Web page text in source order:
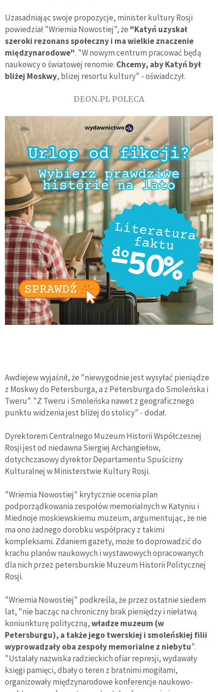
Uzasadniając swoje propozycje, minister kultury Rosji
powiedział "Wriemia Nowostiej", że "Katyń uzyskał
szeroki rezonans społeczny i ma wielkie znaczenie
międzynarodowe". "W nowym centrum pracować będą
naukowcy o światowej renomie. Chcemy, aby Katyń był
bliżej Moskwy, bliżej resortu kultury" - oświadczył.
DEON.PL POLECA
Awdiejew wyjaśnił, że "niewygodnie jest wysyłać pieniądze
z Moskwy do Petersburga, a z Petersburga do Smoleńska i
Tweru". "Z Tweru i Smoleńska nawet z geograficznego
punktu widzenia jest bliżej do stolicy" - dodał.
Dyrektorem Centralnego Muzeum Historii Współczesnej
Rosji jest od niedawna Siergiej Archangiełow,
dotychczasowy dyrektor Departamentu Spuścizny
Kulturalnej w Ministerstwie Kultury Rosji.
"Wriemia Nowostiej" krytycznie ocenia plan
podporządkowania zespołów memorialnych w Katyniu i
Miednoje moskiewskiemu muzeum, argumentując, że nie
ma ono żadnego dorobku współpracy z takimi
kompleksami. Zdaniem gazety, może to doprowadzić do
krachu planów naukowych i wystawowych opracowanych
dla nich przez petersburskie Muzeum Historii Politycznej
Rosji.
"Wriemia Nowostiej" podkreśla, że przez ostatnie siedem
lat, "nie bacząc na chroniczny brak pieniędzy i niełatwą
koniunkturę polityczną,władze muzeum (w
Petersburgu), a także jego twerskiej i smoleńskiej filii
wyprowadzały oba zespoły memorialne z niebytu".
"Ustalały nazwiska radzieckich ofiar represji, wydawały
księgi pamięci, dbały o teren z bratnimi mogiłami,
organizowały międzynarodowe konferencje naukowo-